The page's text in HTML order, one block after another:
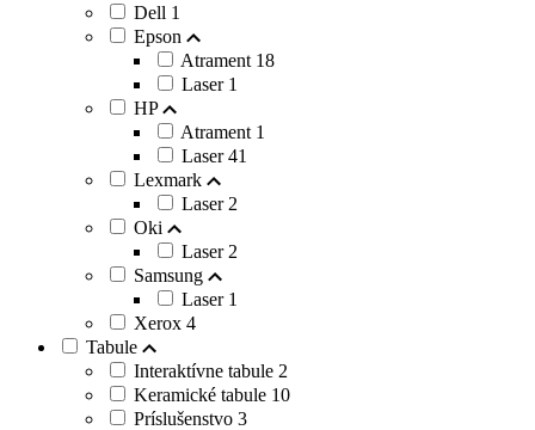
Dell 1
Epson
Atrament 18
Laser 1
HP
Atrament 1
Laser 41
Lexmark
Laser 2
Oki
Laser 2
Samsung
Laser 1
Xerox 4
Tabule
Interaktívne tabule 2
Keramické tabule 10
Príslušenstvo 3